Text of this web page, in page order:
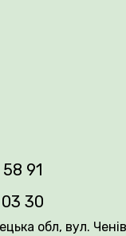
91
30
обл, вул.